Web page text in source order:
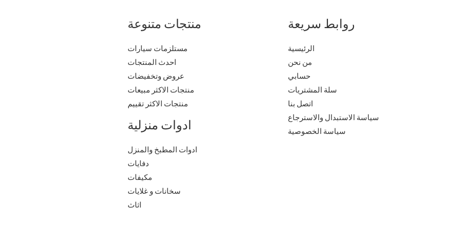
روابط سريعة
الرئيسية
من نحن
حسابي
سلة المشتريات
اتصل بنا
سياسة الاستبدال والاسترجاع
سياسة الخصوصية
منتجات متنوعة
مستلزمات سيارات
احدث المنتجات
عروض وتخفيضات
منتجات الاكثر مبيعات
منتجات الاكثر تقييم
ادوات منزلية
ادوات المطبخ والمنزل
دفايات
مكيفات
سخانات و غلايات
اثاث